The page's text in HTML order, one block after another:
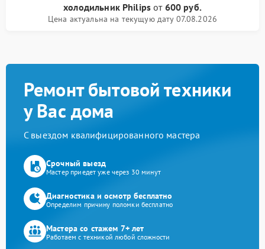
холодильник Philips от 600 руб.
Цена актуальна на текущую дату 07.08.2026
Ремонт бытовой техники
у Вас дома
С выездом квалифицированного мастера
Срочный выезд
Мастер приедет уже через 30 минут
Диагностика и осмотр бесплатно
Определим причину поломки бесплатно
Мастера со стажем 7+ лет
Работаем с техникой любой сложности